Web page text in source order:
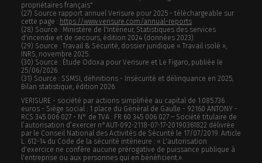
propriétaires français"
(27) Source rapport annuel Verisure pour 2025 - téléchargeable sur
cette page : https://www.verisure.com/annual-reports
(28) Source : Ministère de l'Intérieur, Statistiques des services
d'incendie et de secours, édition 2024 (données 2023).
(29) Source : Travail & Sécurité, dossier juridique « Travail isolé »,
INRS, novembre 2025.
(30) Source : Étude Odoxa pour Verisure et Le Figaro, publiée le
25/06/2026.
(31) Source : SSMSI, définitions - Insécurité et délinquance en 2025,
Bilan statistique, édition 2026.
VERISURE - société par actions simplifiée au capital de 1.085.736
euros - Siège social : 1 place du Général de Gaulle - 92160 ANTONY -
RCS 345 006 027 - N° de TVA : FR 60 345 006 027 – Société titulaire de
l’autorisation d’exercer n°AUT-092-2118-07-17-20190361822 délivrée
par le Conseil National des Activités de Sécurité le 17/07/2019. Article
L. 612-14 du Code de la sécurité intérieure : « L'autorisation
d'exercice ne confère aucune prérogative de puissance publique à
l'entreprise ou aux personnes qui en bénéficient.».